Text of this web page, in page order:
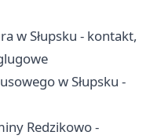
w Słupsku - kontakt,
w Słupsku -
Redzikowo -